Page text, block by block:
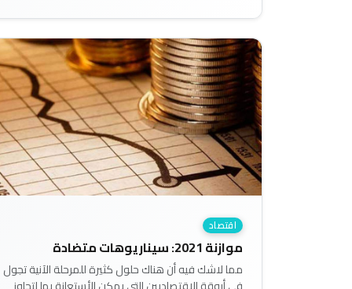
الاقتراض العام الداخلي..
اقتصاد
موازنة 2021: سيناريوهات متضادة
مما لاشك فيه أن هناك حلول كثيرة للمرحلة الآنية تجول